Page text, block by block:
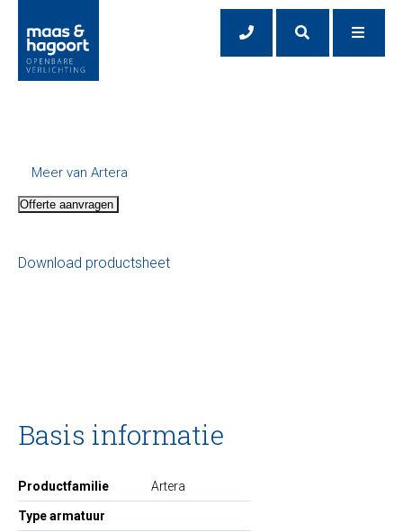
Meer van Artera
Offerte aanvragen
Download productsheet
Basis informatie
Productfamilie Artera
Type armatuur